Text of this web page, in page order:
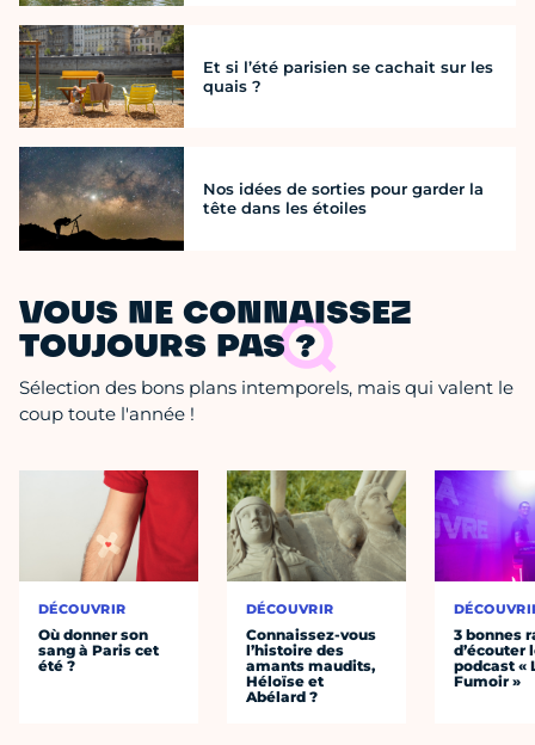
Et si l’été parisien se cachait sur les
quais ?
Nos idées de sorties pour garder la
tête dans les étoiles
VOUS NE CONNAISSEZ
TOUJOURS PAS ?
Sélection des bons plans intemporels, mais qui valent le
coup toute l'année !
DÉCOUVRIR
Où donner son
sang à Paris cet
été ?
DÉCOUVRIR
Connaissez-vous
l’histoire des
amants maudits,
Héloïse et
Abélard ?
3 bonnes
d’écouter
podcast «
Fumoir »